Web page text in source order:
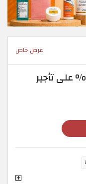
عرض خاص
كود خصم SIXT 2026 | خصم 10% على تأجير